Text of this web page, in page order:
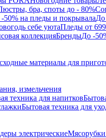
бра, споты до - 80%
50% на пледы и покрывалаДо
себе уютаПледы от
коллекцияБрендыДо -
материалы для
измельчения
техника для напитков
Бытовая техника для
электрическиеМясорубки